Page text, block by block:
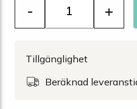
- +
Tillgänglighet
Beräknad